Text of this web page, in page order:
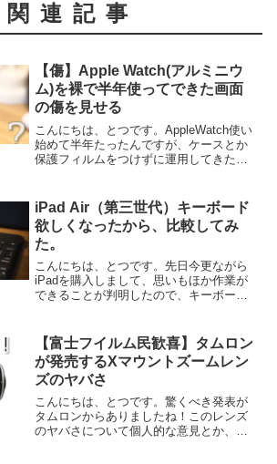
関連記事
【傷】Apple Watch(アルミニウ
ム)を裸で半年使ってできた画面
の傷を見せる
こんにちは、とつです。AppleWatch使い
始めて半年たったんですが、ケースとか
保護フィルムをつけずに運用してきたの
た！・AppleWatchをケース無しで使うの
が不...
iPad Air（第三世代）キーボード
欲しくなったから、比較してみ
た。
こんにちは、とつです。先日今更ながら
iPadを購入しまして、思いもほか作業が
できることが判明したので、キーボード
代）です。iPadでの文章入力は、外付け
キーボ...
【富士フイルム民歓喜】タムロン
が発売するXマウントズームレン
ズのヤバさ
こんにちは、とつです。驚くべき発表が
タムロンからありましたね！このレンズ
のヤバさについて個人的な意見とか、価